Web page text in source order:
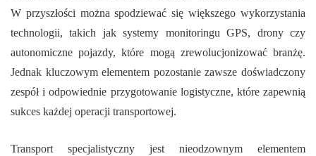
W przyszłości można spodziewać się większego wykorzystania
technologii, takich jak systemy monitoringu GPS, drony czy
autonomiczne pojazdy, które mogą zrewolucjonizować branżę.
Jednak kluczowym elementem pozostanie zawsze doświadczony
zespół i odpowiednie przygotowanie logistyczne, które zapewnią
sukces każdej operacji transportowej.
Transport specjalistyczny jest nieodzownym elementem